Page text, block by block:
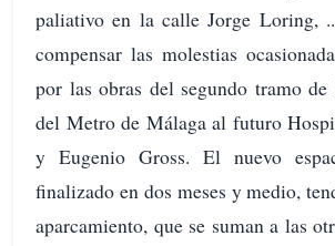
paliativo en la calle Jorge Loring,
compensar las molestias
por las obras del segundo tramo
del Metro de Málaga al futuro
y Eugenio Gross. El nuevo
finalizado en dos meses y medio,
aparcamiento, que se suman a las